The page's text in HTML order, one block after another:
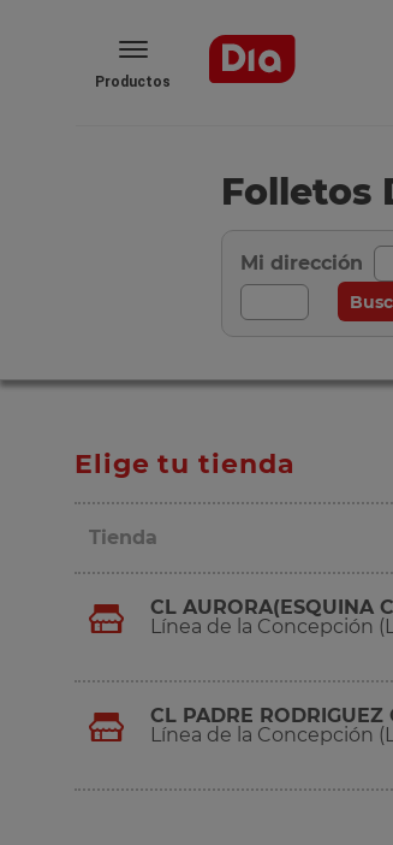
Productos
Folletos
Mi dirección
Elige tu tienda
Tienda
CL AURORA(ESQUINA
Línea de la Concepción
CL PADRE RODRIGUEZ
Línea de la Concepción